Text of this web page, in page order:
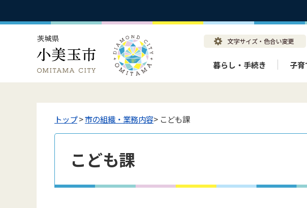
暮らし・手続き 子
トップ>市の組織・業務内容> こども課
こども課